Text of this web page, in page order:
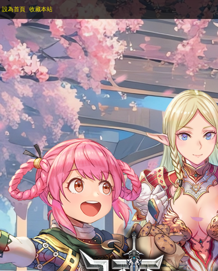
設為首頁 收藏本站